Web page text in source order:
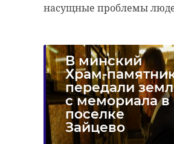
насущные проблемы
В минский
Храм-
передали
с мемориала в
поселке
Зайцево